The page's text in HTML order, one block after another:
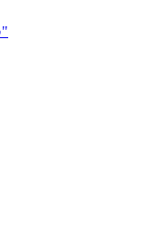
فضیلت ذکر "لااله الا الله الملک الحق المبین"